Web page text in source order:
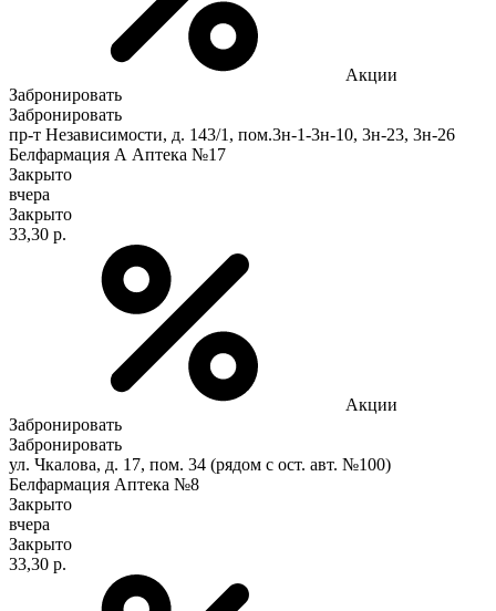
Акции
Забронировать
Забронировать
пр-т Независимости, д. 143/1, пом.3н-1-3н-10, 3н-23, 3н-26
Белфармация А Аптека №17
Закрыто
вчера
Закрыто
33,30 р.
Акции
Забронировать
Забронировать
ул. Чкалова, д. 17, пом. 34 (рядом с ост. авт. №100)
Белфармация Аптека №8
Закрыто
вчера
Закрыто
33,30 р.